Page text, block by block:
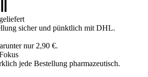
sicher und pünktlich mit DHL.
nur 2,90 €.
jede Bestellung pharmazeutisch.